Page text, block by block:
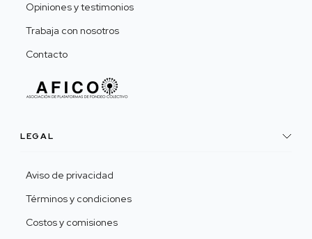
Opiniones y testimonios
Trabaja con nosotros
Contacto
LEGAL
Aviso de privacidad
Términos y condiciones
Costos y comisiones